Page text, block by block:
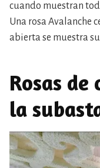
cuando muestran
Una rosa Avalanche
abierta se muestra
Rosas
la